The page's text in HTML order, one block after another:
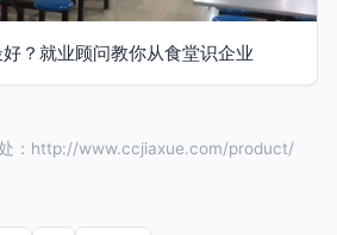
？就业顾问教你从食堂识企业
：http://www.ccjiaxue.com/product/